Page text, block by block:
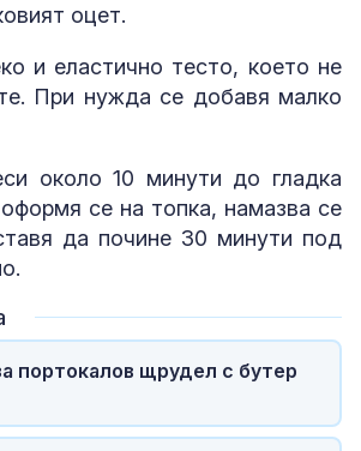
оцет.
и еластично тесто, което не
При нужда се добавя малко
около 10 минути до гладка
се на топка, намазва се
да почине 30 минути под
портокалов щрудел с бутер